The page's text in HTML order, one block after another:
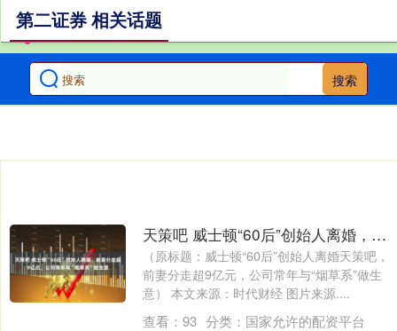
搜索
第二证券 相关话题
天策吧 威士顿“60后”创始人离婚，前妻分走超9亿元，公司常年与“烟草系”做生意
（原标题：威士顿“60后”创始人离婚天策吧，
前妻分走超9亿元，公司常年与“烟草系”做生
意） 本文来源：时代财经 图片来源....
查看： 93 分类： 国家允许的配资平台